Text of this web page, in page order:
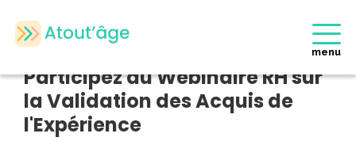
menu
Accueil > Evènements > Participez au Webinaire RH sur la
Validation des Acquis de l’Expérience
Participez au Webinaire RH sur
la Validation des Acquis de
l'Expérience